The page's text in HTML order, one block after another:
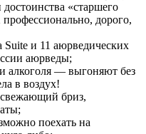
«старшего
дорого,
Suite и 11 аюрведических
аюрведы;
алкоголя — выгоняют без
в воздух!
бриз,
поехать на